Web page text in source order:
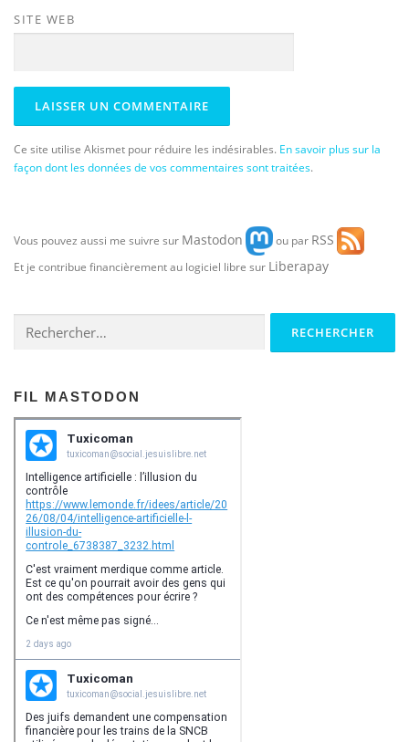
SITE WEB
Ce site utilise Akismet pour réduire les indésirables. En savoir plus sur la
façon dont les données de vos commentaires sont traitées.
Vous pouvez aussi me suivre sur Mastodon ou par RSS
Et je contribue financièrement au logiciel libre sur Liberapay
FIL MASTODON